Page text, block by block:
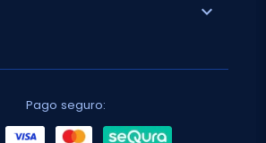
expand_more
Pago seguro: